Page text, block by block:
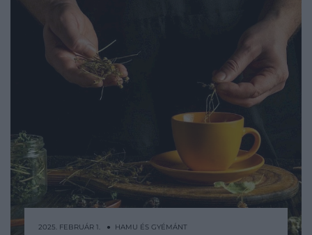
2025. FEBRUÁR 1. ● HAMU ÉS GYÉMÁNT